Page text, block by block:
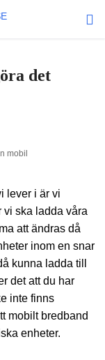
det
mobil
lever i är vi
vi ska ladda våra
att ändras då
inom en snar
kunna ladda till
det att du har
inte finns
mobilt bredband
enheter.